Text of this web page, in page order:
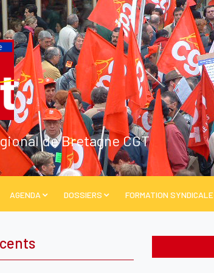
de Bretagne CGT
AGENDA DOSSIERS FORMATION SYNDICALE